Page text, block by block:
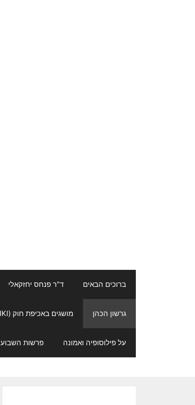
ברוכים הבאים ד"ר פנחס יחזקאלי
גרשון הכהן מושגים באכיפת חוק (WIKI)
על פילוסופיה ואמונה פרשות השבוע